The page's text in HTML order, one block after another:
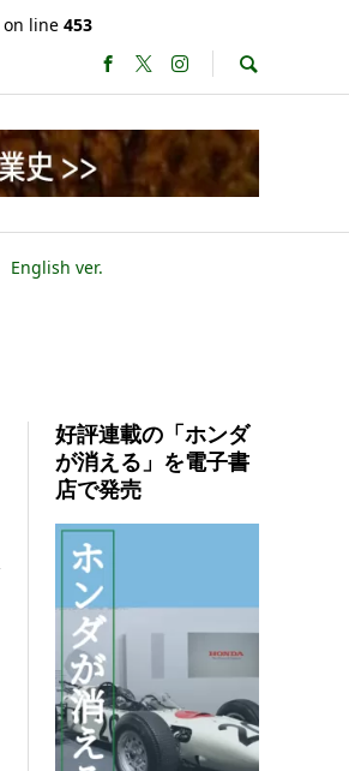
on line 453
English ver.
好評連載の「ホンダ
が消える」を電子書
店で発売